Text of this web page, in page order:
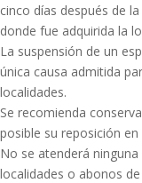
cinco días después de
donde fue adquirida la
La suspensión de un
única causa admitida
localidades.
Se recomienda
posible su reposición
No se atenderá
localidades o abonos